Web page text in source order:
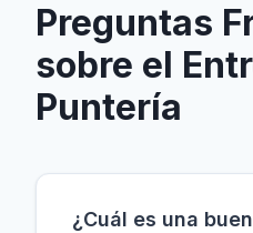
Preguntas
sobre el
Puntería
¿Cuál es una